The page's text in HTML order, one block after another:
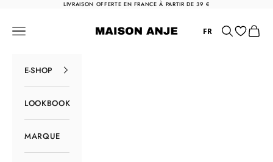
Passer au contenuLIVRAISON OFFERTE EN FRANCE À PARTIR DE 39 €
Maison Anje
Menu FR Rechercher
Panier
E-SHOP
LOOKBOOK
MARQUE